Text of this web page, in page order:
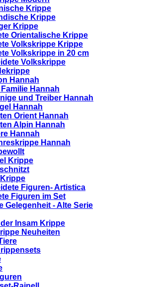
Krippe
Krippe
Krippe
Orientalische Krippe
Volkskrippe Krippe
Volkskrippe in 20 cm
Volkskrippe
Hannah
Familie Hannah
und Treiber Hannah
Hannah
Orient Hannah
Alpin Hannah
Hannah
Hannah
Krippe
Figuren- Artistica
Figuren im Set
Gelegenheit - Alte Serie
Insam Krippe
Neuheiten